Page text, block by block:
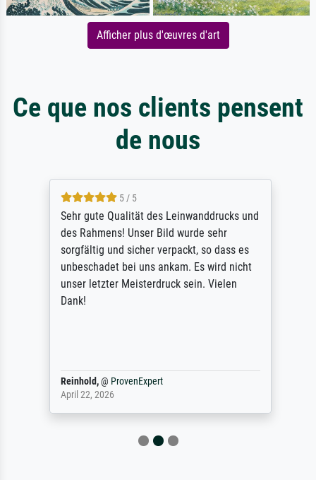
Afficher plus d'œuvres d'art
Ce que nos clients pensent
de nous
5 / 5
Sehr gute Qualität des Leinwanddrucks und
des Rahmens! Unser Bild wurde sehr
sorgfältig und sicher verpackt, so dass es
unbeschadet bei uns ankam. Es wird nicht
unser letzter Meisterdruck sein. Vielen
Dank!
Reinhold,@ ProvenExpert
April 22, 2026